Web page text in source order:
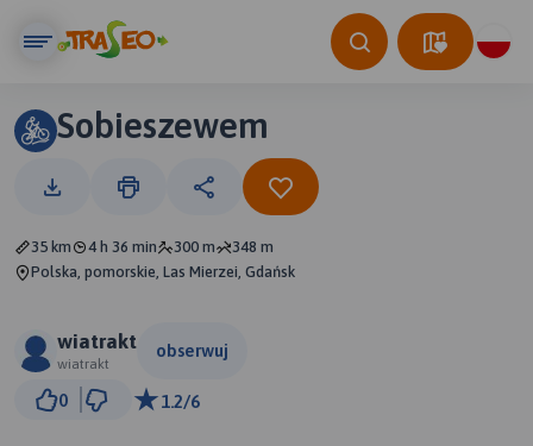
Sobieszewem
35 km 4 h 36 min 300 m
348 m
Polska, pomorskie, Las Mierzei, Gdańsk
wiatrakt
wiatrakt
obserwuj
0 1.2/6